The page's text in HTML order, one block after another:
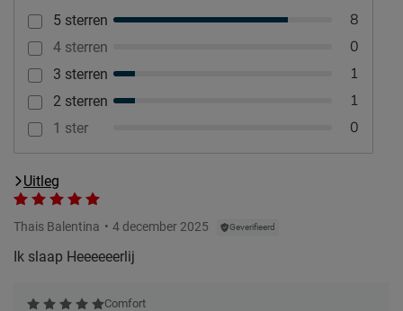
5 sterren 8
4 sterren 0
3 sterren 1
2 sterren 1
1 ster 0
Uitleg
Thais Balentina 4 december 2025 Geverifieerd
Ik slaap Heeeeeerlij
Comfort